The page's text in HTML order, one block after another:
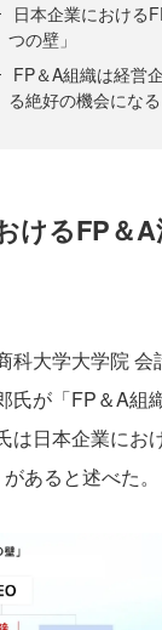
日本企業における
つの壁」
FP＆A組織は経営
る絶好の機会になる
けるFP＆
科大学大学院 会
氏が「FP＆A組
は日本企業にお
あると述べた。